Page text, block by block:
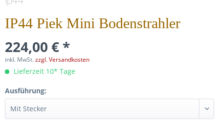
IP44 Piek Mini Bodenstrahler
224,00 € *
inkl. MwSt.zzgl. Versandkosten
Lieferzeit 10* Tage
Ausführung: